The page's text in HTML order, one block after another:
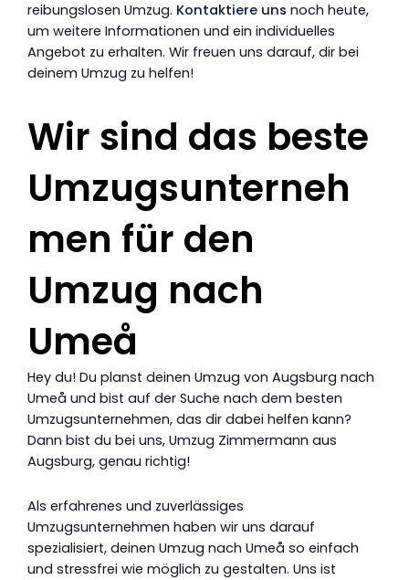
reibungslosen Umzug. Kontaktiere uns noch heute,
um weitere Informationen und ein individuelles
Angebot zu erhalten. Wir freuen uns darauf, dir bei
deinem Umzug zu helfen!
Wir sind das beste
Umzugsunterneh
men für den
Umzug nach
Umeå
Hey du! Du planst deinen Umzug von Augsburg nach
Umeå und bist auf der Suche nach dem besten
Umzugsunternehmen, das dir dabei helfen kann?
Dann bist du bei uns, Umzug Zimmermann aus
Augsburg, genau richtig!
Als erfahrenes und zuverlässiges
Umzugsunternehmen haben wir uns darauf
spezialisiert, deinen Umzug nach Umeå so einfach
und stressfrei wie möglich zu gestalten. Uns ist